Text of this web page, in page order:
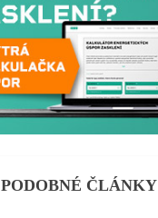
PODOBNÉ ČLÁNKY